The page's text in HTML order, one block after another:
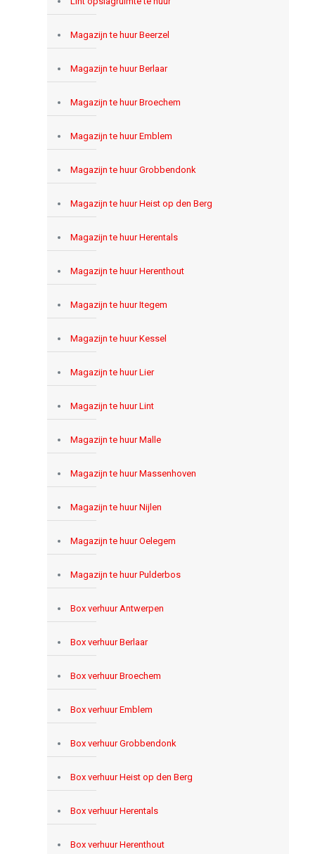
Magazijn te huur Beerzel
Magazijn te huur Berlaar
Magazijn te huur Broechem
Magazijn te huur Emblem
Magazijn te huur Grobbendonk
Magazijn te huur Heist op den Berg
Magazijn te huur Herentals
Magazijn te huur Herenthout
Magazijn te huur Itegem
Magazijn te huur Kessel
Magazijn te huur Lier
Magazijn te huur Lint
Magazijn te huur Malle
Magazijn te huur Massenhoven
Magazijn te huur Nijlen
Magazijn te huur Oelegem
Magazijn te huur Pulderbos
Box verhuur Antwerpen
Box verhuur Berlaar
Box verhuur Broechem
Box verhuur Emblem
Box verhuur Grobbendonk
Box verhuur Heist op den Berg
Box verhuur Herentals
Box verhuur Herenthout